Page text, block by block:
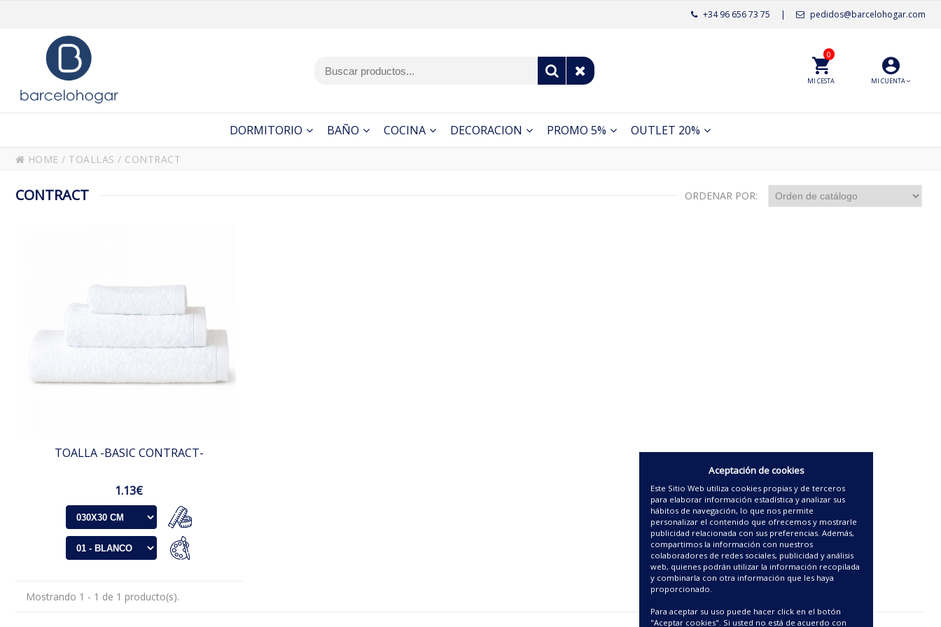
pedidos@barcelohogar.com
|
+34 96 656 73 75
MI CUENTA
MI CESTA
0
DORMITORIO BAÑO COCINA DECORACION PROMO 5% OUTLET 20%
HOME / TOALLAS / CONTRACT
CONTRACT ORDENAR POR:
TOALLA -BASIC CONTRACT-
1.13€
Mostrando 1 - 1 de 1 producto(s).
Aceptación de cookies
Este Sitio Web utiliza cookies propias y de terceros
para elaborar información estadística y analizar sus
hábitos de navegación, lo que nos permite
personalizar el contenido que ofrecemos y mostrarle
publicidad relacionada con sus preferencias. Además,
compartimos la información con nuestros
colaboradores de redes sociales, publicidad y análisis
web, quienes podrán utilizar la información recopilada
y combinarla con otra información que les haya
proporcionado.
Para aceptar su uso puede hacer click en el botón
"Aceptar cookies". Si usted no está de acuerdo con